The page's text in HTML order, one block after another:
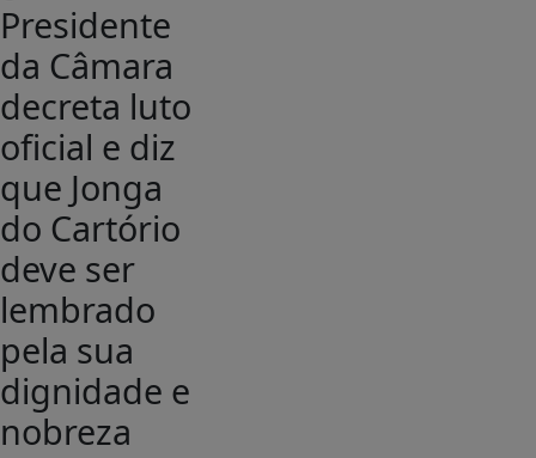
Presidente
da Câmara
decreta luto
oficial e diz
que Jonga
do Cartório
deve ser
lembrado
pela sua
dignidade e
nobreza